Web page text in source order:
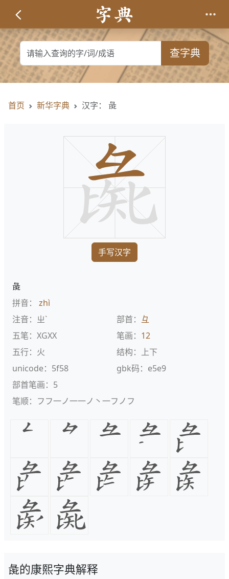
查字典
首页 新华字典 汉字： 彘
手写汉字
彘
拼音： zhì
注音：ㄓˋ
部首： 彑
五笔：XGXX
笔画： 12
五行：火
结构：上下
unicode：5f58
gbk码：e5e9
部首笔画：5
笔顺：フフ一ノ一一ノ丶一フノフ
彘的康熙字典解释